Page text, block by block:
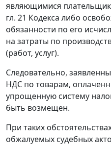
являющимися
гл. 21 Кодекса либо
обязанности по его
на затраты по
(работ, услуг).
Следовательно,
НДС по товарам,
упрощенную систему
быть возмещен.
При таких
обжалуемых судебных